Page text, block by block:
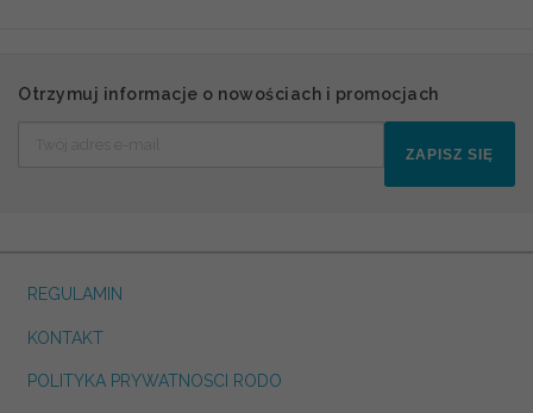
Otrzymuj informacje o nowościach i promocjach
ZAPISZ SIĘ
REGULAMIN
KONTAKT
POLITYKA PRYWATNOSCI RODO